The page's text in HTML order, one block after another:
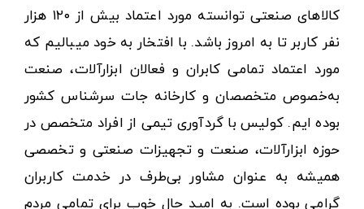
کالاهای صنعتی توانسته مورد اعتماد بیش از ۱۲۰ هزار
نفر کاربر تا به امروز باشد. با افتخار به خود میبالیم که
مورد اعتماد تمامی کابران و فعالان ابزارآلات، صنعت
به‌خصوص متخصصان و کارخانه جات سرشناس کشور
بوده ایم. کولیس با گردآوری تیمی از افراد متخصص در
حوزه ابزارآلات، صنعت و تجهیزات صنعتی و تخصصی
همیشه به عنوان مشاور بی‌طرف در خدمت کاربران
گرامی بوده است. به امید حال خوب برای تمامی مردم